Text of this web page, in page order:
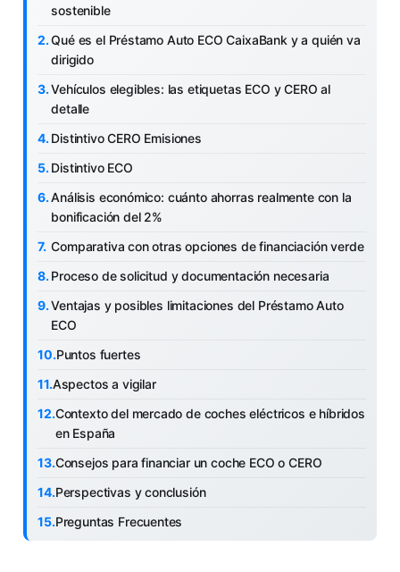
sostenible
Qué es el Préstamo Auto ECO CaixaBank y a quién va
dirigido
Vehículos elegibles: las etiquetas ECO y CERO al
detalle
Distintivo CERO Emisiones
Distintivo ECO
Análisis económico: cuánto ahorras realmente con la
bonificación del 2%
Comparativa con otras opciones de financiación verde
Proceso de solicitud y documentación necesaria
Ventajas y posibles limitaciones del Préstamo Auto
ECO
Puntos fuertes
Aspectos a vigilar
Contexto del mercado de coches eléctricos e híbridos
en España
Consejos para financiar un coche ECO o CERO
Perspectivas y conclusión
Preguntas Frecuentes